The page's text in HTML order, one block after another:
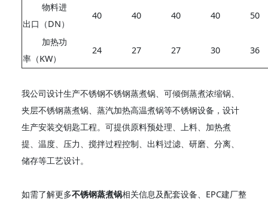
物料进
出口（DN）
40 40 40 40 50
加热功
率（KW）
24 27 27 30 36
我公司设计生产不锈钢不锈钢蒸煮锅、可倾倒蒸煮浓缩锅、
夹层不锈钢蒸煮锅、蒸汽加热高温煮锅等不锈钢设备，设计
生产安装交钥匙工程。可提供原料预处理、上料、加热煮
提、温度、压力、搅拌过程控制、出料过滤、研磨、分离、
储存等工艺设计。
如需了解更多不锈钢蒸煮锅相关信息及配套设备、EPC建厂整